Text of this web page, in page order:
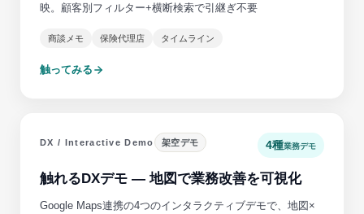
映。顧客別フィルター+横断検索で引継ぎ不要
商談メモ 保険代理店 タイムライン
触ってみる
DX / Interactive Demo 架空デモ 4種業務デモ
触れるDXデモ — 地図で業務改善を可視化
Google Maps連携の4つのインタラクティブデモで、地図×